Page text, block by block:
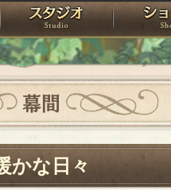
アトリエ スタジオ
幕間
かな日々